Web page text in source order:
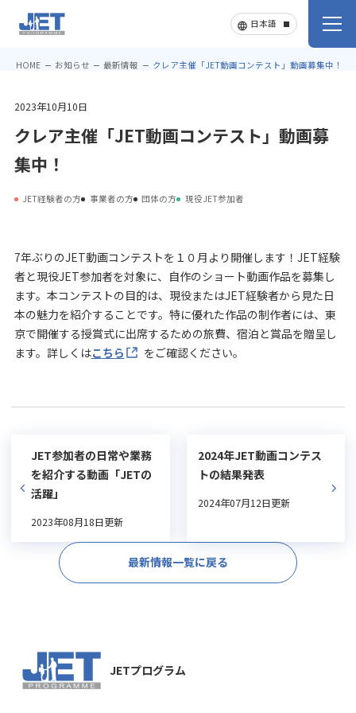
HOME お知らせ 最新情報 クレア主催「JET動画コンテスト」動画募集中！
2023年10月10日
クレア主催「JET動画コンテスト」動画募
集中！
JET経験者の方 事業者の方 団体の方 現役JET参加者
7年ぶりのJET動画コンテストを１０月より開催します！JET経験
者と現役JET参加者を対象に、自作のショート動画作品を募集し
ます。本コンテストの目的は、現役またはJET経験者から見た日
本の魅力を紹介することです。特に優れた作品の制作者には、東
京で開催する授賞式に出席するための旅費、宿泊と賞品を贈呈し
ます。詳しくはこちら をご確認ください。
JET参加者の日常や業務
を紹介する動画「JETの
活躍」
2023年08月18日更新
最新情報一覧に戻る
2024年JET動画コンテス
トの結果発表
2024年07月12日更新
JETプログラム